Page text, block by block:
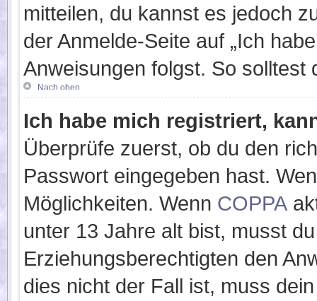
mitteilen, du kannst es jedoch
der Anmelde-Seite auf „Ich
Anweisungen folgst. So solltest
Nach oben
Ich habe mich registriert,
Überprüfe zuerst, ob du den
Passwort eingegeben hast.
Möglichkeiten. Wenn COPPA
unter 13 Jahre alt bist, musst
Erziehungsberechtigten den
dies nicht der Fall ist, muss